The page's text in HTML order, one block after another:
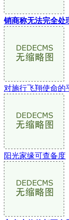
销商称无法完全处
对施行飞翔使命的
阳光家缘可查备度